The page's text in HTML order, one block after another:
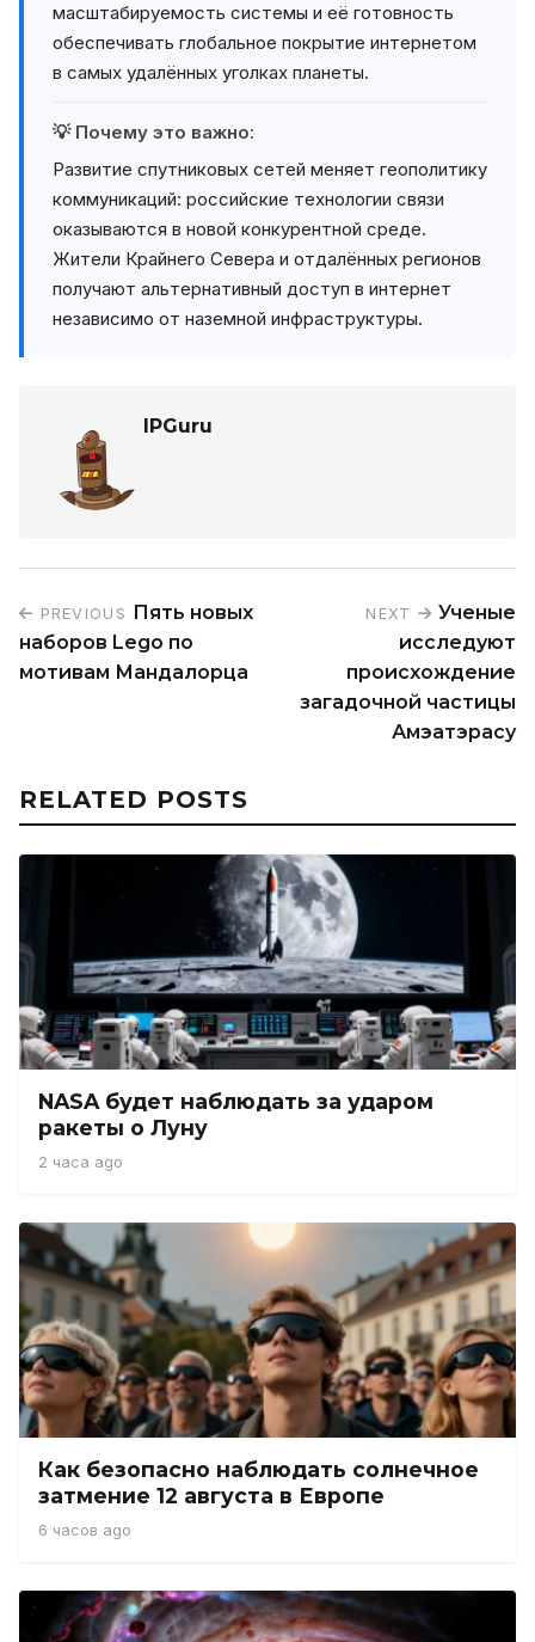
масштабируемость системы и её готовность
обеспечивать глобальное покрытие интернетом
в самых удалённых уголках планеты.
💡 Почему это важно:
Развитие спутниковых сетей меняет геополитику
коммуникаций: российские технологии связи
оказываются в новой конкурентной среде.
Жители Крайнего Севера и отдалённых регионов
получают альтернативный доступ в интернет
независимо от наземной инфраструктуры.
IPGuru
PREVIOUS Пять новых
наборов Lego по
мотивам Мандалорца
NEXT
Ученые
исследуют
происхождение
загадочной частицы
Амэатэрасу
RELATED POSTS
NASA будет наблюдать за ударом
ракеты о Луну
2 часа ago
Как безопасно наблюдать солнечное
затмение 12 августа в Европе
6 часов ago